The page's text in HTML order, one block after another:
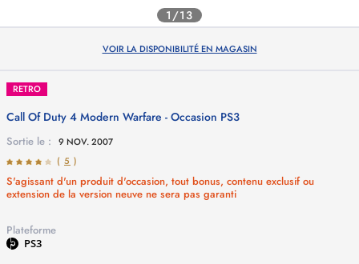
1/13
VOIR LA DISPONIBILITÉ EN MAGASIN
RETRO
Call Of Duty 4 Modern Warfare - Occasion PS3
Sortie le :
9 NOV. 2007
( 5 )
S'agissant d'un produit d'occasion, tout bonus, contenu exclusif ou
extension de la version neuve ne sera pas garanti
Plateforme
PS3